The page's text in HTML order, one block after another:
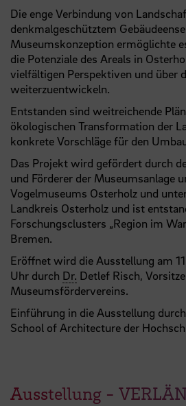
Die enge Verbindung von
denkmalgeschütztem
Museumskonzeption ermöglichte
die Potenziale des Areals in
vielfältigen Perspektiven und über
weiterzuentwickeln.
Entstanden sind weitreichende
ökologischen Transformation der
konkrete Vorschläge für den
Das Projekt wird gefördert durch
und Förderer der Museumsanlage
Vogelmuseums Osterholz und
Landkreis Osterholz und ist
Forschungsclusters „Region im
Bremen.
Eröffnet wird die Ausstellung am
Uhr durch Dr. Detlef Risch,
Museumsfördervereins.
Einführung in die Ausstellung durch
School of Architecture der
Ausstellung -